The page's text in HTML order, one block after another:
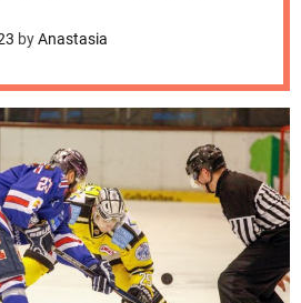
d
byAnastasia